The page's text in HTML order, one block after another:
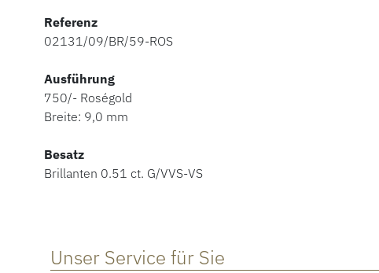
Referenz
02131/09/BR/59-ROS
Ausführung
750/- Roségold
Breite: 9,0 mm
Besatz
Brillanten 0.51 ct. G/VVS-VS
Unser Service für Sie